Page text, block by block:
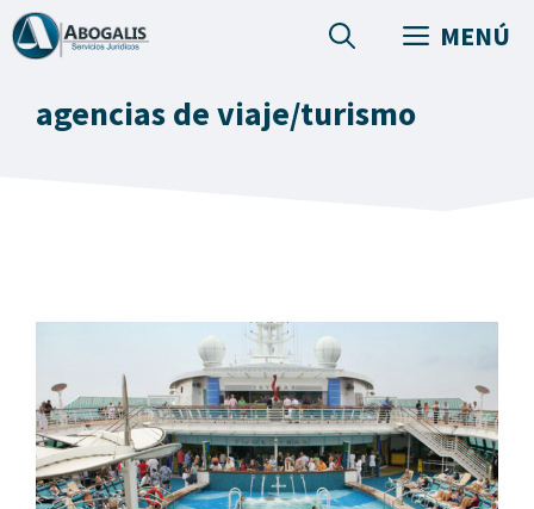
Saltar
al
MENÚ
agencias de viaje/turismo